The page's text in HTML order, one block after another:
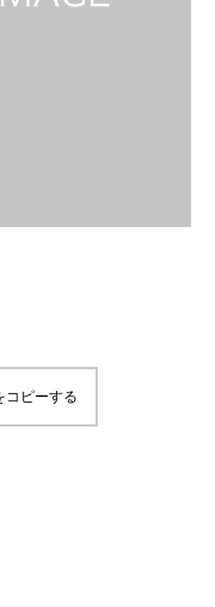
コピーする